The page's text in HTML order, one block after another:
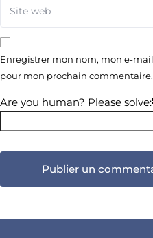
Enregistrer mon nom, mon e-
pour mon prochain commentaire.
Are you human? Please solve: